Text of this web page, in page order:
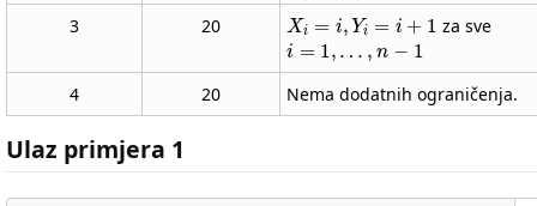
3 20
Xi=i,Yi=i+1
za sve
i= 1, … ,n − 1
4 20 Nema dodatnih ograničenja.
Ulaz primjera 1